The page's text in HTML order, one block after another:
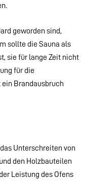
geworden sind,
sollte die Sauna als
sie für lange Zeit nicht
für die
Brandausbruch
Unterschreiten von
den Holzbauteilen
Leistung des Ofens